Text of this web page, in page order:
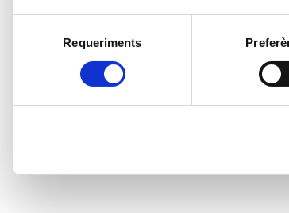
consentiment
Requeriments